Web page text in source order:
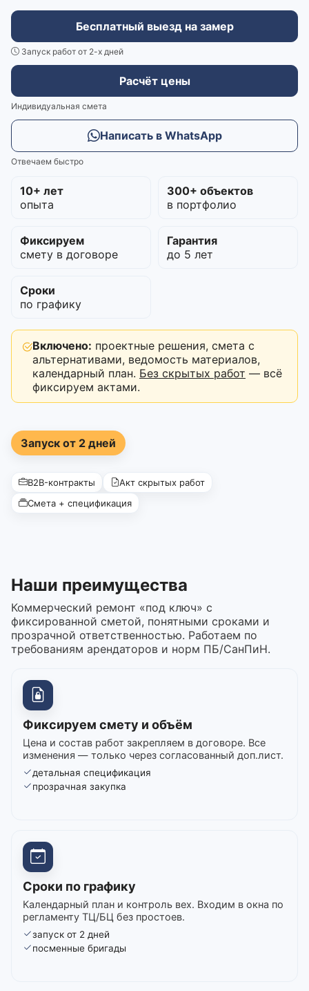
Бесплатный выезд на замер
Запуск работ от 2-х дней
Расчёт цены
Индивидуальная смета
Написать в WhatsApp
Отвечаем быстро
10+ лет
опыта
300+ объектов
в портфолио
Фиксируем
смету в договоре
Гарантия
до 5 лет
Сроки
по графику
Включено: проектные решения, смета с
альтернативами, ведомость материалов,
календарный план. Без скрытых работ — всё
фиксируем актами.
Запуск от 2 дней
B2B-контракты
Акт скрытых работ
Смета + спецификация
Наши преимущества
Коммерческий ремонт «под ключ» с
фиксированной сметой, понятными сроками и
прозрачной ответственностью. Работаем по
требованиям арендаторов и норм ПБ/СанПиН.
Фиксируем смету и объём
Цена и состав работ закрепляем в договоре. Все
изменения — только через согласованный доп.лист.
детальная спецификация
прозрачная закупка
Сроки по графику
Календарный план и контроль вех. Входим в окна по
регламенту ТЦ/БЦ без простоев.
запуск от 2 дней
посменные бригады